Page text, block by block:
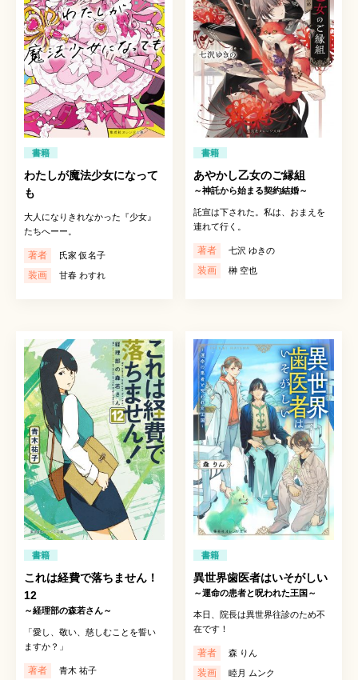
書籍
わたしが魔法少女になって
も
大人になりきれなかった『少女』
たちへーー。
著者 氏家 仮名子
装画 甘春 わすれ
書籍
あやかし乙女のご縁組
～神託から始まる契約結婚～
託宣は下された。私は、おまえを
連れて行く。
著者 七沢 ゆきの
装画 榊 空也
書籍
これは経費で落ちません！
12
～経理部の森若さん～
「愛し、敬い、慈しむことを誓い
ますか？」
著者 青木 祐子
書籍
異世界歯医者はいそがしい
～運命の患者と呪われた王国～
本日、院長は異世界往診のため不
在です！
著者 森 りん
装画 睦月 ムンク